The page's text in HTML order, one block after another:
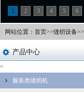
1 2 3 4 5 6
网站位置： 首页>>缝纫设备>>
产品中心
<
服装类缝纫机